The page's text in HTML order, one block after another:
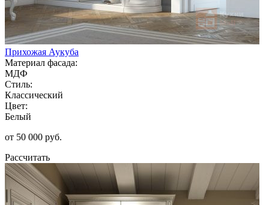
Прихожая Аукуба
Материал фасада:
МДФ
Стиль:
Классический
Цвет:
Белый
от 50 000 руб.
Рассчитать